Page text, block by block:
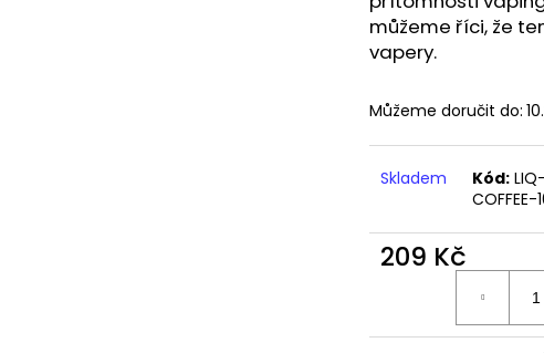
můžeme říci, že
vapery.
Můžeme doručit do:
Skladem Kód:
COFFEE-
209 Kč
LIQUID LIQUA AMERICAN BLEND
6MG (AMERICKÝ MÍCHANÝ